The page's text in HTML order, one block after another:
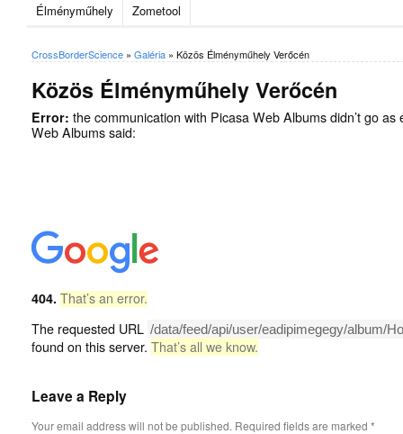
Élményműhely
Zometool
CrossBorderScience » Galéria » Közös Élményműhely Verőcén
Közös Élményműhely Verőcén
Error: the communication with Picasa Web Albums didn’t go as
Web Albums said:
404. That’s an error.
The requested URL /data/feed/api/user/eadipimegegy/album/
found on this server. That’s all we know.
Leave a Reply
Your email address will not be published. Required fields are marked *